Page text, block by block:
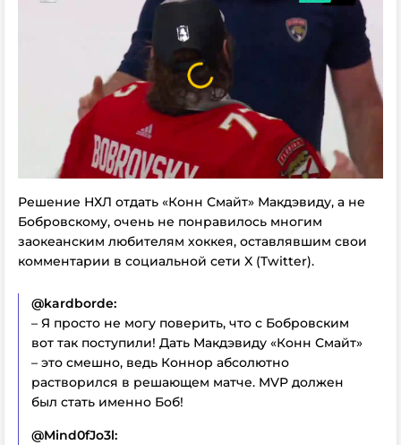
Решение НХЛ отдать «Конн Смайт» Макдэвиду, а не
Бобровскому, очень не понравилось многим
заокеанским любителям хоккея, оставлявшим свои
комментарии в социальной сети X (Twitter).
@kardborde:
– Я просто не могу поверить, что с Бобровским
вот так поступили! Дать Макдэвиду «Конн Смайт»
– это смешно, ведь Коннор абсолютно
растворился в решающем матче. MVP должен
был стать именно Боб!
@Mind0fJo3l: